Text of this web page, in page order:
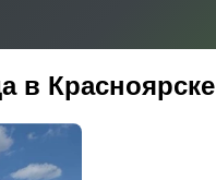
в Красноярске